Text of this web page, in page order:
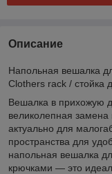
Описание
Напольная вешалка
Clothers rack / стойка
Вешалка в прихожую
великолепная
актуально для
пространства для
напольная вешалка
крючками — это